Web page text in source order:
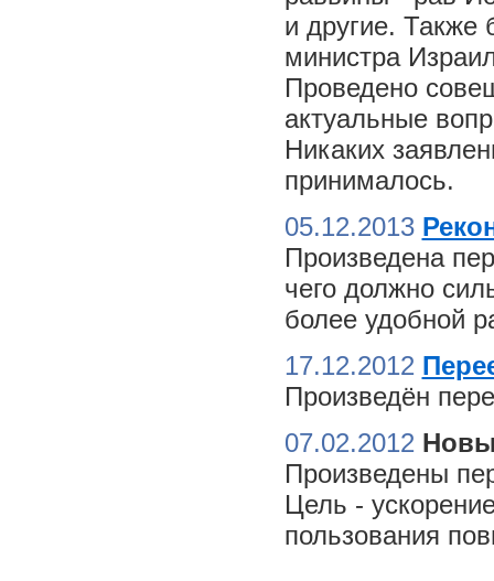
и другие. Также
министра
Проведено
актуальные
Никаких
принималось.
05.12.2013
Произведена
чего должно
более удобной
17.12.2012
Произведён
07.02.2012
Произведены
Цель -
пользования